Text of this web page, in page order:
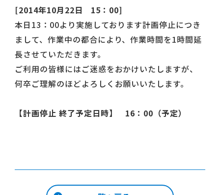
[2014年10月22日 15：00]
本日13：00より実施しております計画停止につき
まして、作業中の都合により、作業時間を1時間延
長させていただきます。
ご利用の皆様にはご迷惑をおかけいたしますが、
何卒ご理解のほどよろしくお願いいたします。
【計画停止 終了予定日時】 16：00（予定）